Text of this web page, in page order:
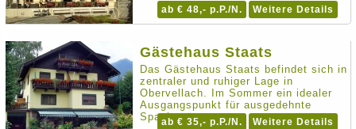
Weitere Details
ab € 48,- p.P./N.
Gästehaus Staats
Das Gästehaus Staats befindet sich in
zentraler und ruhiger Lage in
Obervellach. Im Sommer ein idealer
Ausgangspunkt für ausgedehnte
Spaziergänge...
Weitere Details
ab € 35,- p.P./N.